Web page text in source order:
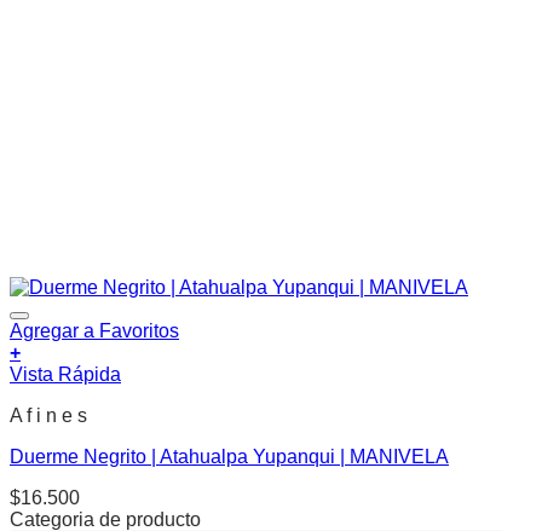
Agregar a Favoritos
+
Vista Rápida
A f i n e s
Duerme Negrito | Atahualpa Yupanqui | MANIVELA
$16.500
Categoria de producto